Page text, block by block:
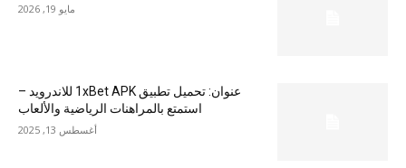
مايو 19, 2026
عنوان: تحميل تطبيق 1xBet APK للاندرويد –
استمتع بالمراهنات الرياضية والألعاب
أغسطس 13, 2025